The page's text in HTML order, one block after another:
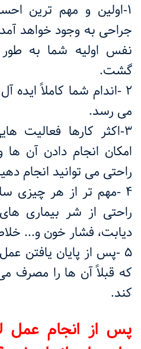
۱-اولین و مهم ترین
جراحی به وجود خواهد
نفس اولیه شما به
گشت.
۲ -اندام شما کاملاً ایده
می رسد.
۳-اکثر کارها فعالیت
امکان انجام دادن آن
راحتی می توانید انجام
۴ -مهم تر از هر چیزی
راحتی از شر بیماری
دیابت، فشار خون و...
۵ -پس از پایان یافتن
که قبلاً آن ها را مصرف
‌کند.
پس از انجام عمل